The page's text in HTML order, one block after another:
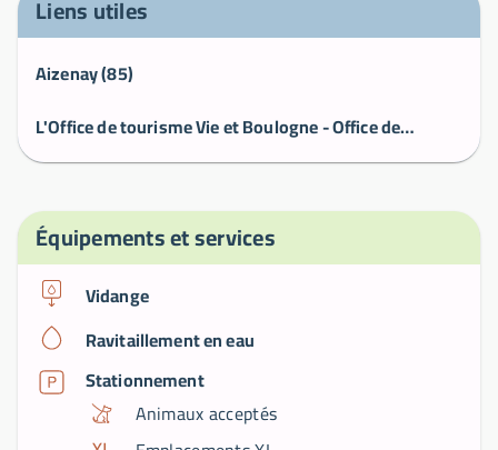
Liens utiles
Aizenay (85)
L'Office de tourisme Vie et Boulogne - Office de Tourisme Vie et Boulogne
Équipements et services
Vidange
Ravitaillement en eau
Stationnement
Animaux acceptés